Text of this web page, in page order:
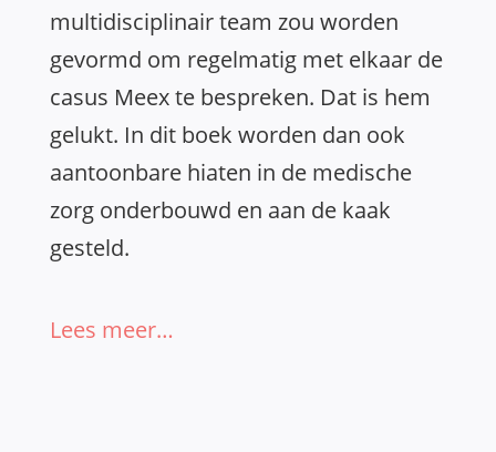
multidisciplinair team zou worden
gevormd om regelmatig met elkaar de
casus Meex te bespreken. Dat is hem
gelukt. In dit boek worden dan ook
aantoonbare hiaten in de medische
zorg onderbouwd en aan de kaak
gesteld.
Lees meer…